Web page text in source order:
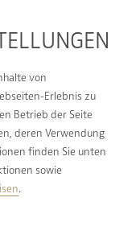
von
Erlebnis zu
Betrieb der Seite
deren Verwendung
finden Sie unten
sowie
.
DER
ZUM